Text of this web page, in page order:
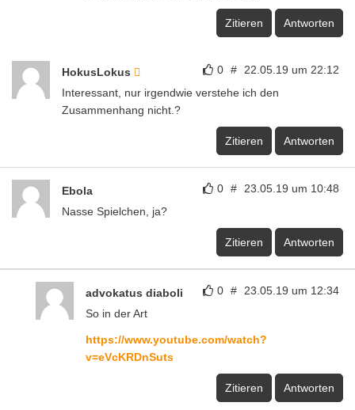
Zitieren Antworten
0 # 22.05.19 um 22:12
HokusLokus
Interessant, nur irgendwie verstehe ich den
Zusammenhang nicht.?
Zitieren Antworten
0 # 23.05.19 um 10:48
Ebola
Nasse Spielchen, ja?
Zitieren Antworten
0 # 23.05.19 um 12:34
advokatus diaboli
So in der Art
https://www.youtube.com/watch?
v=eVcKRDnSuts
Zitieren Antworten